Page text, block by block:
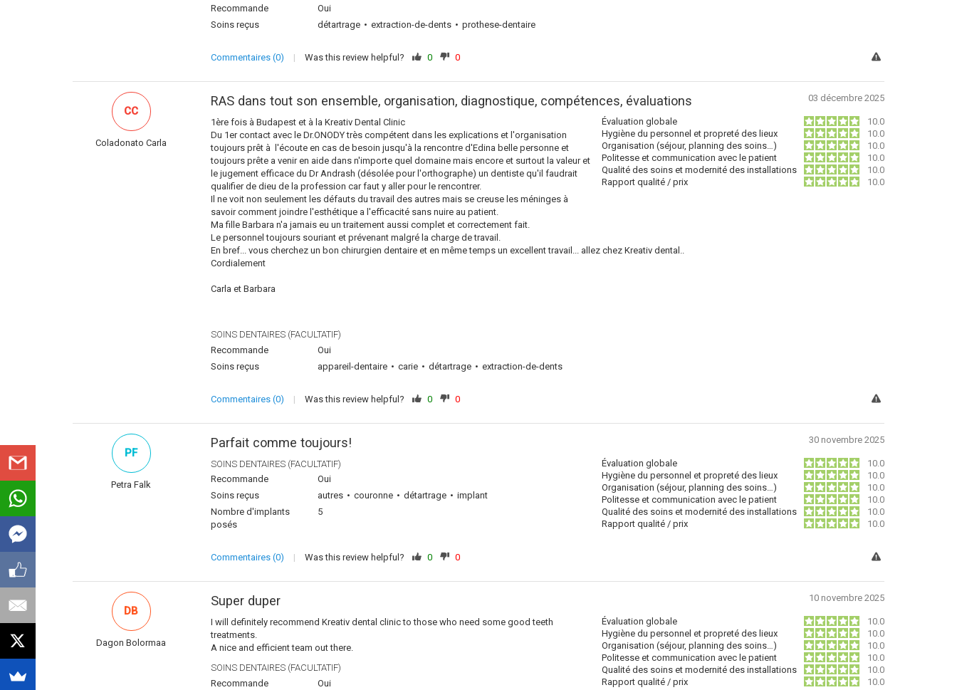
Recommande
Oui
Soins reçus
détartrage extraction-de-dents prothese-dentaire
Commentaires (0) | Was this review helpful? 0 0
RAS dans tout son ensemble, organisation, diagnostique, compétences, évaluations 03 décembre 2025
Évaluation globale
10.0
Hygiène du personnel et propreté des lieux
10.0
Organisation (séjour, planning des soins…)
10.0
Politesse et communication avec le patient
10.0
Qualité des soins et modernité des installations
10.0
Rapport qualité / prix
10.0
1ère fois à Budapest et à la Kreativ Dental Clinic
Du 1er contact avec le Dr.ONODY très compétent dans les explications et l'organisation
toujours prêt à l'écoute en cas de besoin jusqu'à la rencontre d'Edina belle personne et
toujours prête a venir en aide dans n'importe quel domaine mais encore et surtout la valeur et
le jugement efficace du Dr Andrash (désolée pour l'orthographe) un dentiste qu'il faudrait
qualifier de dieu de la profession car faut y aller pour le rencontrer.
Il ne voit non seulement les défauts du travail des autres mais se creuse les méninges à
savoir comment joindre l'esthétique a l'efficacité sans nuire au patient.
Ma fille Barbara n'a jamais eu un traitement aussi complet et correctement fait.
Le personnel toujours souriant et prévenant malgré la charge de travail.
En bref... vous cherchez un bon chirurgien dentaire et en même temps un excellent travail... allez chez Kreativ dental..
Cordialement
Carla et Barbara
SOINS DENTAIRES (FACULTATIF)
Recommande
Oui
Soins reçus
appareil-dentaire carie détartrage extraction-de-dents
CC
Coladonato Carla
Commentaires (0) | Was this review helpful? 0 0
Parfait comme toujours! 30 novembre 2025
Évaluation globale
10.0
Hygiène du personnel et propreté des lieux
10.0
Organisation (séjour, planning des soins…)
10.0
Politesse et communication avec le patient
10.0
Qualité des soins et modernité des installations
10.0
Rapport qualité / prix
10.0
SOINS DENTAIRES (FACULTATIF)
Recommande
Oui
Soins reçus
autres couronne détartrage
implant
Nombre d'implants
posés
5
PF
Petra Falk
Commentaires (0) | Was this review helpful? 0 0
Super duper 10 novembre 2025
Évaluation globale
10.0
Hygiène du personnel et propreté des lieux
10.0
Organisation (séjour, planning des soins…)
10.0
Politesse et communication avec le patient
10.0
Qualité des soins et modernité des installations
10.0
Rapport qualité / prix
10.0
I will definitely recommend Kreativ dental clinic to those who need some good teeth
treatments.
A nice and efficient team out there.
SOINS DENTAIRES (FACULTATIF)
Recommande
Oui
DB
Dagon Bolormaa